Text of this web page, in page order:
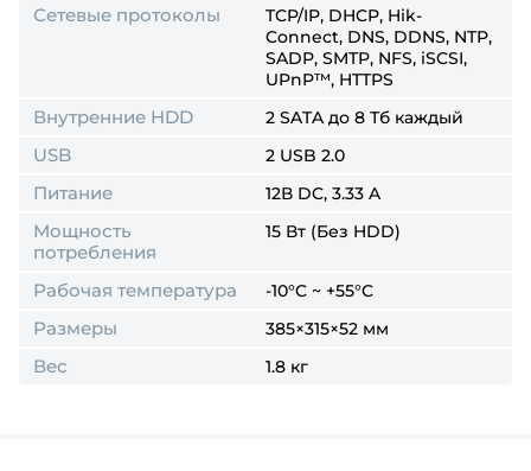
Сетевые протоколы
TCP/IP, DHCP, Hik-
Connect, DNS, DDNS, NTP,
SADP, SMTP, NFS, iSCSI,
UPnP™, HTTPS
Внутренние HDD 2 SATA до 8 Тб каждый
USB 2 USB 2.0
Питание 12В DC, 3.33 A
Мощность
потребления
15 Вт (Без HDD)
Рабочая температура -10°C ~ +55°C
Размеры 385×315×52 мм
Вес 1.8 кг